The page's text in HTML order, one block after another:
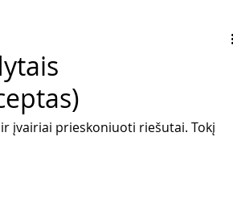
įvairiai prieskoniuoti riešutai. Tokį